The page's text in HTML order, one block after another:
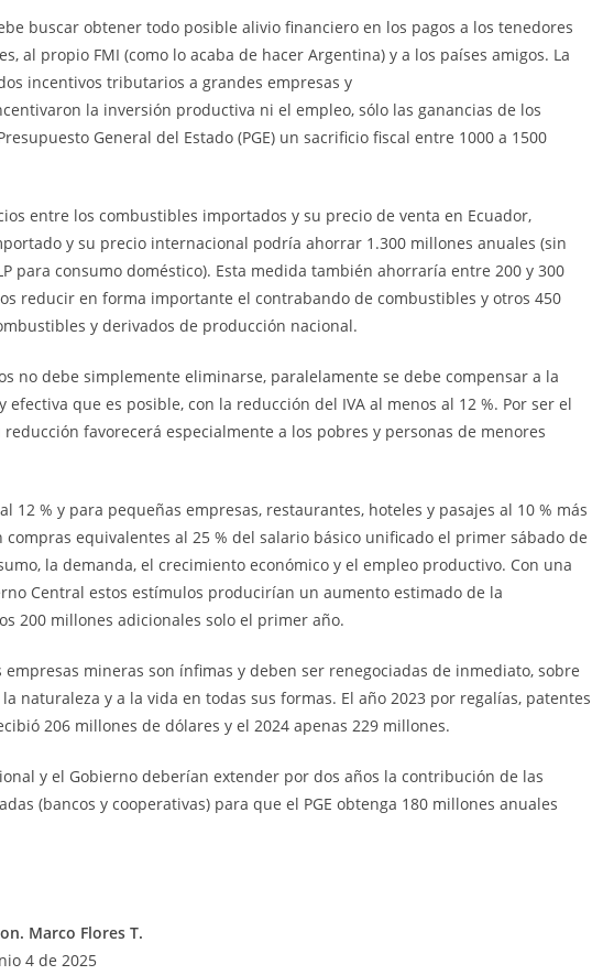
buscar obtener todo posible alivio financiero en los pagos a los tenedores
al propio FMI (como lo acaba de hacer Argentina) y a los países amigos. La
incentivos tributarios a grandes empresas y
la inversión productiva ni el empleo, sólo las ganancias de los
General del Estado (PGE) un sacrificio fiscal entre 1000 a 1500
entre los combustibles importados y su precio de venta en Ecuador,
y su precio internacional podría ahorrar 1.300 millones anuales (sin
para consumo doméstico). Esta medida también ahorraría entre 200 y 300
reducir en forma importante el contrabando de combustibles y otros 450
y derivados de producción nacional.
no debe simplemente eliminarse, paralelamente se debe compensar a la
que es posible, con la reducción del IVA al menos al 12 %. Por ser el
favorecerá especialmente a los pobres y personas de menores
12 % y para pequeñas empresas, restaurantes, hoteles y pasajes al 10 % más
equivalentes al 25 % del salario básico unificado el primer sábado de
la demanda, el crecimiento económico y el empleo productivo. Con una
Central estos estímulos producirían un aumento estimado de la
200 millones adicionales solo el primer año.
mineras son ínfimas y deben ser renegociadas de inmediato, sobre
naturaleza y a la vida en todas sus formas. El año 2023 por regalías, patentes
206 millones de dólares y el 2024 apenas 229 millones.
y el Gobierno deberían extender por dos años la contribución de las
(bancos y cooperativas) para que el PGE obtenga 180 millones anuales
Marco Flores T.
4 de 2025